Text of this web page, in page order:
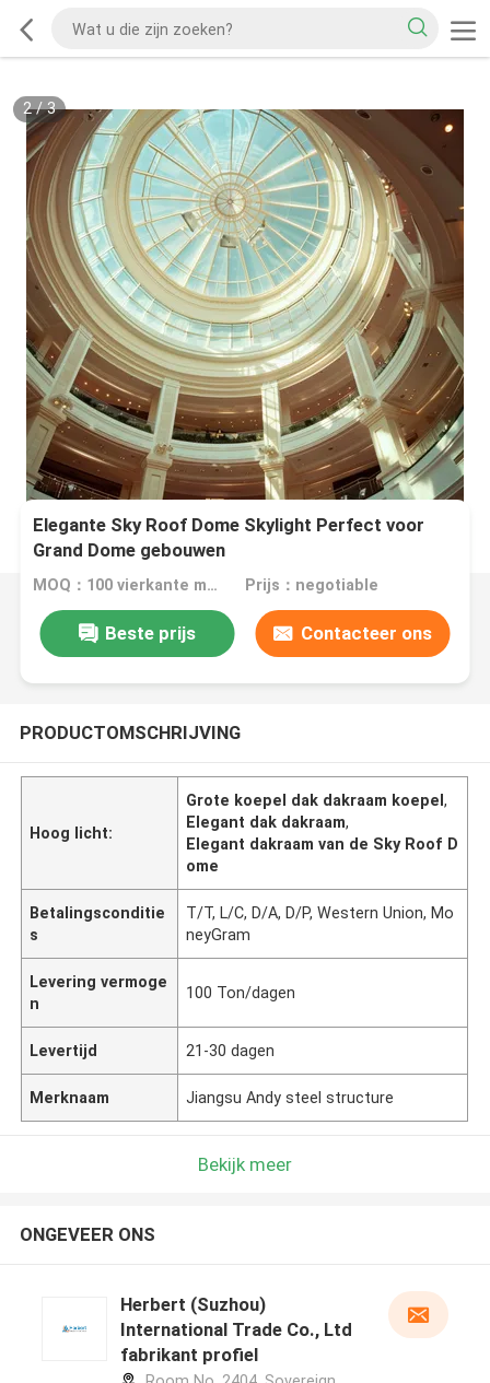
2/3
Elegante Sky Roof Dome Skylight Perfect voor
Grand Dome gebouwen
MOQ：100 vierkante meter Prijs：negotiable
Beste prijs Contacteer ons
PRODUCTOMSCHRIJVING
Hoog licht:
Grote koepel dak dakraam koepel,
Elegant dak dakraam,
Elegant dakraam van de Sky Roof D
ome
Betalingsconditie
s
T/T, L/C, D/A, D/P, Western Union, Mo
neyGram
Levering vermoge
n
100 Ton/dagen
Levertijd 21-30 dagen
Merknaam Jiangsu Andy steel structure
Bekijk meer
ONGEVEER ONS
Herbert (Suzhou)
International Trade Co., Ltd
fabrikant profiel